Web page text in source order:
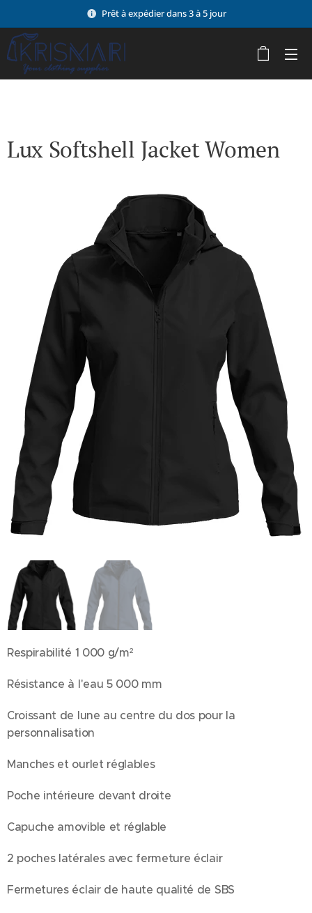
Prêt à expédier dans 3 à 5 jour
Lux Softshell Jacket Women
Respirabilité 1 000 g/m²
Résistance à l'eau 5 000 mm
Croissant de lune au centre du dos pour la
personnalisation
Manches et ourlet réglables
Poche intérieure devant droite
Capuche amovible et réglable
2 poches latérales avec fermeture éclair
Fermetures éclair de haute qualité de SBS